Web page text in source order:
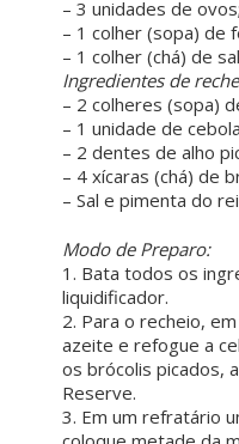
– 3 unidades de ovos;
– 1 colher (sopa) de
– 1 colher (chá) de
Ingredientes de
– 2 colheres (sopa)
– 1 unidade de
– 2 dentes de alho
– 4 xícaras (chá) de
– Sal e pimenta do
Modo de Preparo:
1. Bata todos os
liquidificador.
2. Para o recheio,
azeite e refogue a
os brócolis picados,
Reserve.
3. Em um refratário